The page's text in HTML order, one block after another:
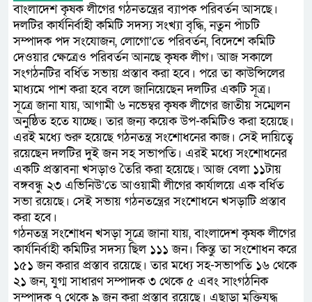
বাংলাদেশ কৃষক লীগের গঠনতন্ত্রের ব্যাপক পরিবর্তন আসছে।
দলটির কার্যনির্বাহী কমিটি সদস্য সংখ্যা বৃদ্ধি, নতুন পাঁচটি
সম্পাদক পদ সংযোজন, লোগো’তে পরিবর্তন, বিদেশে কমিটি
দেওয়ার ক্ষেত্রেও পরিবর্তন আনছে কৃষক লীগ। আজ সকালে
সংগঠনটির বর্ধিত সভায় প্রস্তাব করা হবে। পরে তা কাউন্সিলের
মাধ্যমে পাশ করা হবে বলে জানিয়েছেন দলটির একটি সূত্র।
সূত্রে জানা যায়, আগামী ৬ নভেম্বর কৃষক লীগের জাতীয় সম্মেলন
অনুষ্ঠিত হতে যাচ্ছে। তার জন্য কয়েক উপ-কমিটিও করা হয়েছে।
এরই মধ্যে শুরু হয়েছে গঠনতন্ত্র সংশোধনের কাজ। সেই দায়িত্বে
রয়েছেন দলটির দুই জন সহ সভাপতি। এরই মধ্যে সংশোধনের
একটি প্রস্তাবনা খসড়াও তৈরি করা হয়েছে। আজ বেলা ১১টায়
বঙ্গবন্ধু ২৩ এভিনিউ’তে আওয়ামী লীগের কার্যালয়ে এক বর্ধিত
সভা রয়েছে। সেই সভায় গঠনতন্ত্রের সংশোধনে খসড়াটি প্রস্তাব
করা হবে।
গঠনতন্ত্র সংশোধন খসড়া সূত্রে জানা যায়, বাংলাদেশ কৃষক লীগের
কার্যনির্বাহী কমিটির সদস্য ছিল ১১১ জন। কিন্তু তা সংশোধন করে
১৫১ জন করার প্রস্তাব রয়েছে। তার মধ্যে সহ-সভাপতি ১৬ থেকে
২১ জন, যুগ্ম সাধারণ সম্পাদক ৩ থেকে ৫ এবং সাংগঠনিক
সম্পাদক ৭ থেকে ৯ জন করা প্রস্তাব রয়েছে। এছাড়া মুক্তিযুদ্ধ